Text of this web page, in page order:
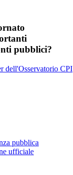
pubblici?
dell'Osservatorio CPI
pubblica
ufficiale